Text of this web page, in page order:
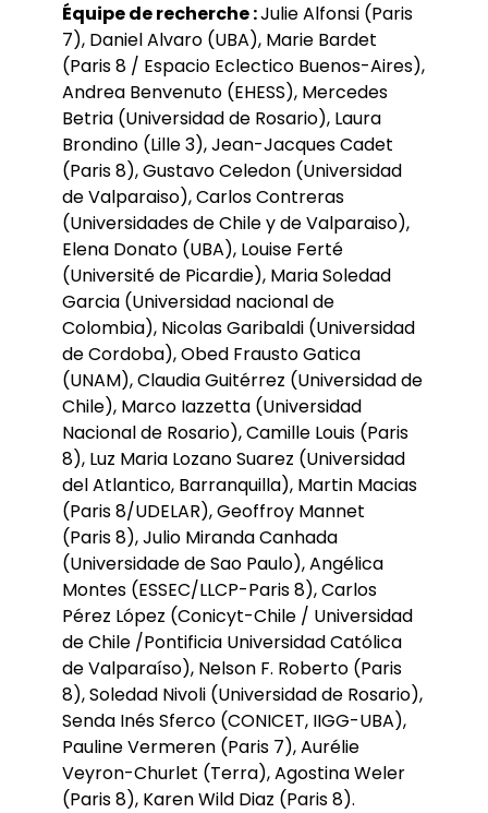
Équipe de recherche :Julie Alfonsi (Paris
7), Daniel Alvaro (UBA), Marie Bardet
(Paris 8 / Espacio Eclectico Buenos-Aires),
Andrea Benvenuto (EHESS), Mercedes
Betria (Universidad de Rosario), Laura
Brondino (Lille 3), Jean-Jacques Cadet
(Paris 8), Gustavo Celedon (Universidad
de Valparaiso), Carlos Contreras
(Universidades de Chile y de Valparaiso),
Elena Donato (UBA), Louise Ferté
(Université de Picardie), Maria Soledad
Garcia (Universidad nacional de
Colombia), Nicolas Garibaldi (Universidad
de Cordoba), Obed Frausto Gatica
(UNAM), Claudia Guitérrez (Universidad de
Chile), Marco Iazzetta (Universidad
Nacional de Rosario), Camille Louis (Paris
8), Luz Maria Lozano Suarez (Universidad
del Atlantico, Barranquilla), Martin Macias
(Paris 8/UDELAR), Geoffroy Mannet
(Paris 8), Julio Miranda Canhada
(Universidade de Sao Paulo), Angélica
Montes (ESSEC/LLCP-Paris 8), Carlos
Pérez López (Conicyt-Chile / Universidad
de Chile /Pontificia Universidad Católica
de Valparaíso), Nelson F. Roberto (Paris
8), Soledad Nivoli (Universidad de Rosario),
Senda Inés Sferco (CONICET, IIGG-UBA),
Pauline Vermeren (Paris 7), Aurélie
Veyron-Churlet (Terra), Agostina Weler
(Paris 8), Karen Wild Diaz (Paris 8).